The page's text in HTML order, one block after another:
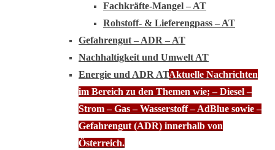
Fachkräfte-Mangel – AT
Rohstoff- & Lieferengpass – AT
Gefahrengut – ADR – AT
Nachhaltigkeit und Umwelt AT
Energie und ADR ATAktuelle Nachrichten
im Bereich zu den Themen wie; – Diesel –
Strom – Gas – Wasserstoff – AdBlue sowie –
Gefahrengut (ADR) innerhalb von
Österreich.